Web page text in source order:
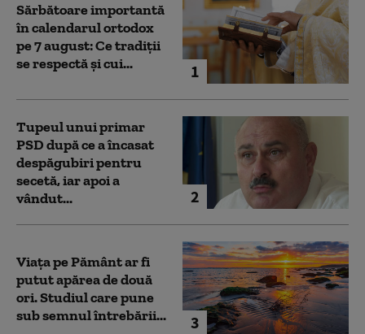
1
Sărbătoare importantă
în calendarul ortodox
pe 7 august: Ce tradiții
se respectă și cui...
2
Tupeul unui primar
PSD după ce a încasat
despăgubiri pentru
secetă, iar apoi a
vândut...
3
Viața pe Pământ ar fi
putut apărea de două
ori. Studiul care pune
sub semnul întrebării...